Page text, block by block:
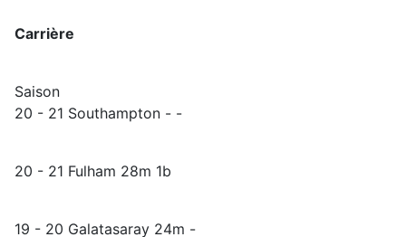
Carrière
Saison
20 - 21 Southampton - -
20 - 21 Fulham 28m 1b
19 - 20 Galatasaray 24m -